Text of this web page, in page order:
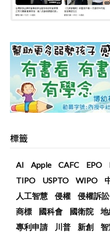
標籤
AI Apple CAFC EPO
TIPO
USPTO WIPO
人工智慧
侵權 侵權訴訟
商標
國科會 國衛院
專利申請
川普 新創